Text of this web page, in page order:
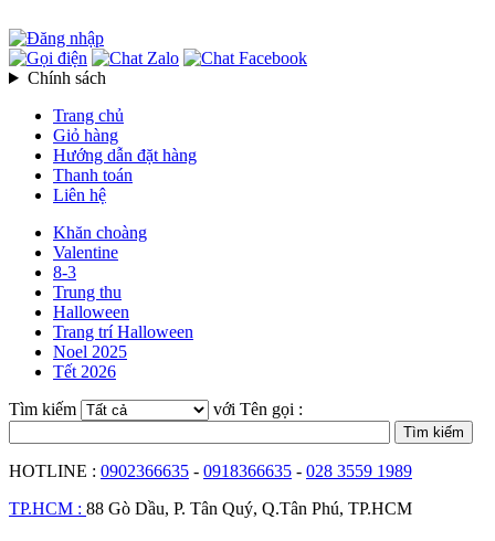
Chính sách
Trang chủ
Giỏ hàng
Hướng dẫn đặt hàng
Thanh toán
Liên hệ
Khăn choàng
Valentine
8-3
Trung thu
Halloween
Trang trí Halloween
Noel 2025
Tết 2026
Tìm kiếm
với Tên gọi :
HOTLINE : 0902366635 - 0918366635 - 028 3559 1989
TP.HCM : 88 Gò Dầu, P. Tân Quý, Q.Tân Phú, TP.HCM